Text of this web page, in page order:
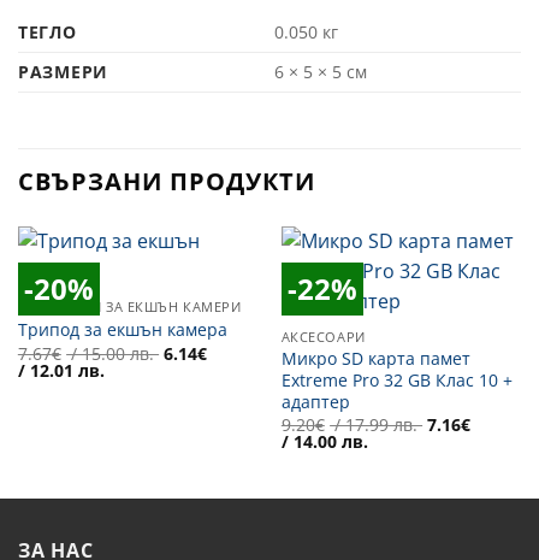
ТЕГЛО
0.050 кг
РАЗМЕРИ
6 × 5 × 5 см
СВЪРЗАНИ ПРОДУКТИ
-20%
в
Желани
АКСЕСОАРИ ЗА ЕКШЪН КАМЕРИ
Трипод за екшън камера
7.67€ / 15.00 лв. Original
6.14€
/ 12.01 лв.Текущата
-22%
АКСЕСОАРИ
Микро SD карта памет
Extreme Pro 32 GB Клас 10 +
адаптер
9.20€ / 17.99 лв. Original
7.16€
/ 14.00 лв.Текущата
ЗА НАС